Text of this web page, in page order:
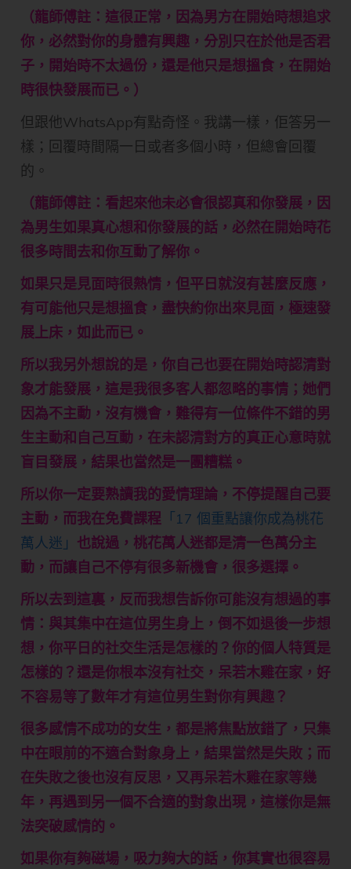
（龍師傅註：這很正常，因為男方在開始時想追求
你，必然對你的身體有興趣，分別只在於他是否君
子，開始時不太過份，還是他只是想搵食，在開始
時很快發展而已。）
但跟他WhatsApp有點奇怪。我講一樣，佢答另一
樣；回覆時間隔一日或者多個小時，但總會回覆
的。
（龍師傅註：看起來他未必會很認真和你發展，因
為男生如果真心想和你發展的話，必然在開始時花
很多時間去和你互動了解你。
如果只是見面時很熱情，但平日就沒有甚麼反應，
有可能他只是想搵食，盡快約你出來見面，極速發
展上床，如此而已。
所以我另外想說的是，你自己也要在開始時認清對
象才能發展，這是我很多客人都忽略的事情；她們
因為不主動，沒有機會，難得有一位條件不錯的男
生主動和自己互動，在未認清對方的真正心意時就
盲目發展，結果也當然是一團糟糕。
所以你一定要熟讀我的愛情理論，不停提醒自己要
主動，而我在免費課程 「17 個重點讓你成為桃花
萬人迷」 也說過，桃花萬人迷都是清一色萬分主
動，而讓自己不停有很多新機會，很多選擇。
所以去到這裏，反而我想告訴你可能沒有想過的事
情：與其集中在這位男生身上，倒不如退後一步想
想，你平日的社交生活是怎樣的？你的個人特質是
怎樣的？還是你根本沒有社交，呆若木雞在家，好
不容易等了數年才有這位男生對你有興趣？
很多感情不成功的女生，都是將焦點放錯了，只集
中在眼前的不適合對象身上，結果當然是失敗；而
在失敗之後也沒有反思，又再呆若木雞在家等幾
年，再遇到另一個不合適的對象出現，這樣你是無
法突破感情的。
如果你有夠磁場，吸力夠大的話，你其實也很容易